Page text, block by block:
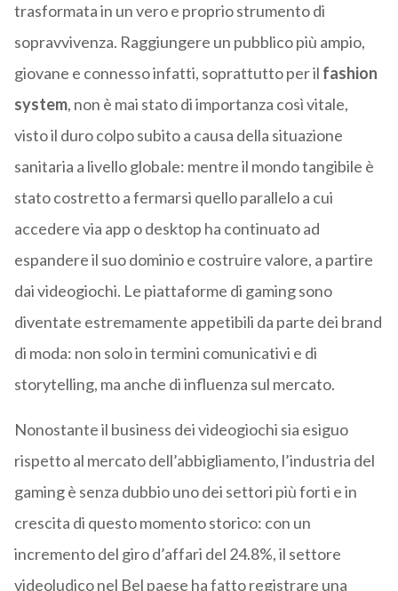
trasformata in un vero e proprio strumento di
sopravvivenza. Raggiungere un pubblico più ampio,
giovane e connesso infatti, soprattutto per il fashion
system, non è mai stato di importanza così vitale,
visto il duro colpo subito a causa della situazione
sanitaria a livello globale: mentre il mondo tangibile è
stato costretto a fermarsi quello parallelo a cui
accedere via app o desktop ha continuato ad
espandere il suo dominio e costruire valore, a partire
dai videogiochi. Le piattaforme di gaming sono
diventate estremamente appetibili da parte dei brand
di moda: non solo in termini comunicativi e di
storytelling, ma anche di influenza sul mercato.
Nonostante il business dei videogiochi sia esiguo
rispetto al mercato dell’abbigliamento, l’industria del
gaming è senza dubbio uno dei settori più forti e in
crescita di questo momento storico: con un
incremento del giro d’affari del 24.8%, il settore
videoludico nel Bel paese ha fatto registrare una